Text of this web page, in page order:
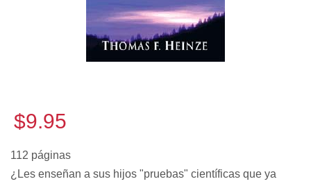
$9.95
112 páginas
¿Les enseñan a sus hijos "pruebas" científicas que ya